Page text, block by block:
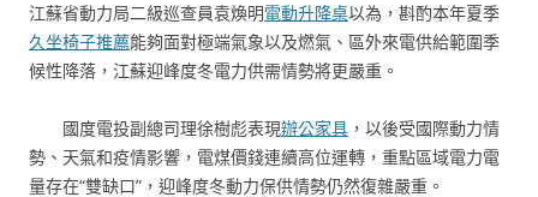
江蘇省動力局二級巡查員袁煥明電動升降桌以為，斟酌本年夏季
久坐椅子推薦能夠面對極端氣象以及燃氣、區外來電供給範圍季
候性降落，江蘇迎峰度冬電力供需情勢將更嚴重。
國度電投副總司理徐樹彪表現辦公家具 ，以後受國際動力情
勢、天氣和疫情影響，電煤價錢連續高位運轉，重點區域電力電
量存在“雙缺口”，迎峰度冬動力保供情勢仍然復雜嚴重。